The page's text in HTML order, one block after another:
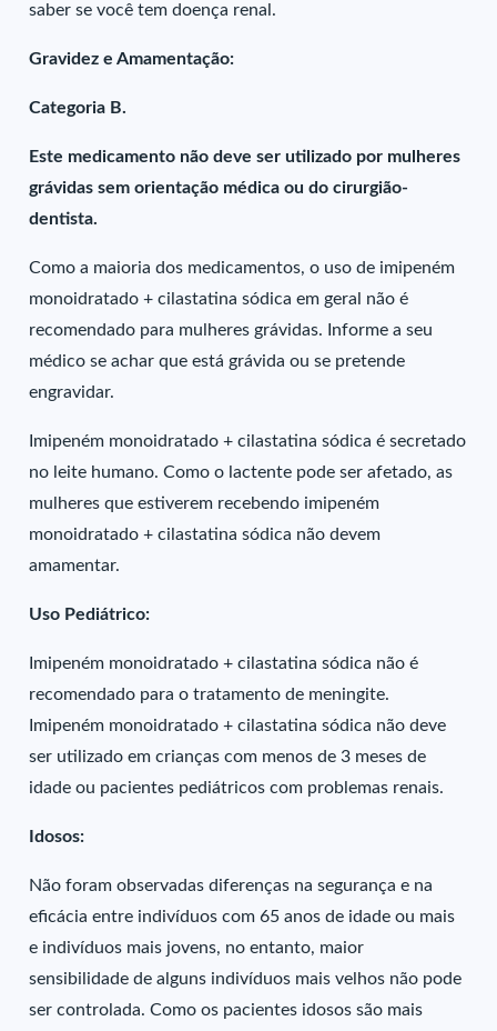
saber se você tem doença renal.
Gravidez e Amamentação:
Categoria B.
Este medicamento não deve ser utilizado por mulheres
grávidas sem orientação médica ou do cirurgião-
dentista.
Como a maioria dos medicamentos, o uso de imipeném
monoidratado + cilastatina sódica em geral não é
recomendado para mulheres grávidas. Informe a seu
médico se achar que está grávida ou se pretende
engravidar.
Imipeném monoidratado + cilastatina sódica é secretado
no leite humano. Como o lactente pode ser afetado, as
mulheres que estiverem recebendo imipeném
monoidratado + cilastatina sódica não devem
amamentar.
Uso Pediátrico:
Imipeném monoidratado + cilastatina sódica não é
recomendado para o tratamento de meningite.
Imipeném monoidratado + cilastatina sódica não deve
ser utilizado em crianças com menos de 3 meses de
idade ou pacientes pediátricos com problemas renais.
Idosos:
Não foram observadas diferenças na segurança e na
eficácia entre indivíduos com 65 anos de idade ou mais
e indivíduos mais jovens, no entanto, maior
sensibilidade de alguns indivíduos mais velhos não pode
ser controlada. Como os pacientes idosos são mais